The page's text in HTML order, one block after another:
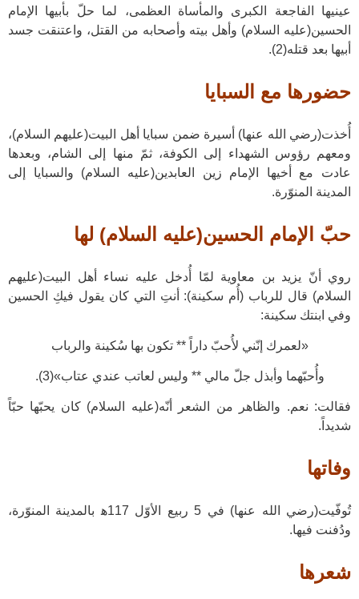
عينيها الفاجعة الكبرى والمأساة العظمى، لما حلّ بأبيها الإمام
الحسين(عليه السلام) وأهل بيته وأصحابه من القتل، واعتنقت جسد
أبيها بعد قتله(2).
حضورها مع السبايا
أُخذت(رضي الله عنها) أسيرة ضمن سبايا أهل البيت(عليهم السلام)،
ومعهم رؤوس الشهداء إلى الكوفة، ثمّ منها إلى الشام، وبعدها
عادت مع أخيها الإمام زين العابدين(عليه السلام) والسبايا إلى
المدينة المنوّرة.
حبّ الإمام الحسين(عليه السلام) لها
روي أنّ يزيد بن معاوية لمّا أُدخل عليه نساء أهل البيت(عليهم
السلام) قال للرباب (أُم سكينة): أنتِ التي كان يقول فيكِ الحسين
وفي ابنتك سكينة:
«لعمرك إنّني لأُحبّ داراً ** تكون بها سُكينة والرباب
وأُحبّهما وأبذل جلّ مالي ** وليس لعاتب عندي عتاب»(3).
فقالت: نعم. والظاهر من الشعر أنّه(عليه السلام) كان يحبّها حبّاً
شديداً.
وفاتها
تُوفّيت(رضي الله عنها) في 5 ربيع الأوّل 117ﻫ بالمدينة المنوّرة،
ودُفنت فيها.
شعرها